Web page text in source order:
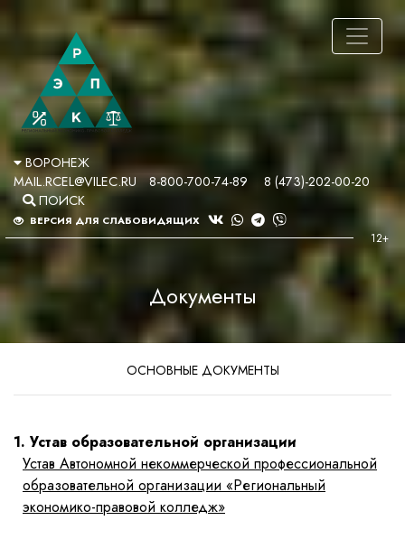
ВОРОНЕЖ
MAIL.RCEL@VILEC.RU
8-800-700-74-89
8 (473)-202-00-20
ПОИСК
ВЕРСИЯ ДЛЯ СЛАБОВИДЯЩИХ
Документы
ОСНОВНЫЕ ДОКУМЕНТЫ
1. Устав образовательной организации
Устав Автономной некоммерческой профессиональной
образовательной организации «Региональный
экономико-правовой колледж»